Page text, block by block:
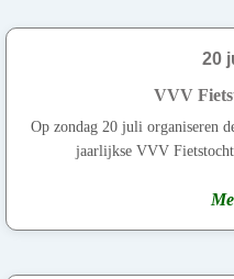
20
VVV
Op zondag 20 juli organiseren
jaarlijkse VVV